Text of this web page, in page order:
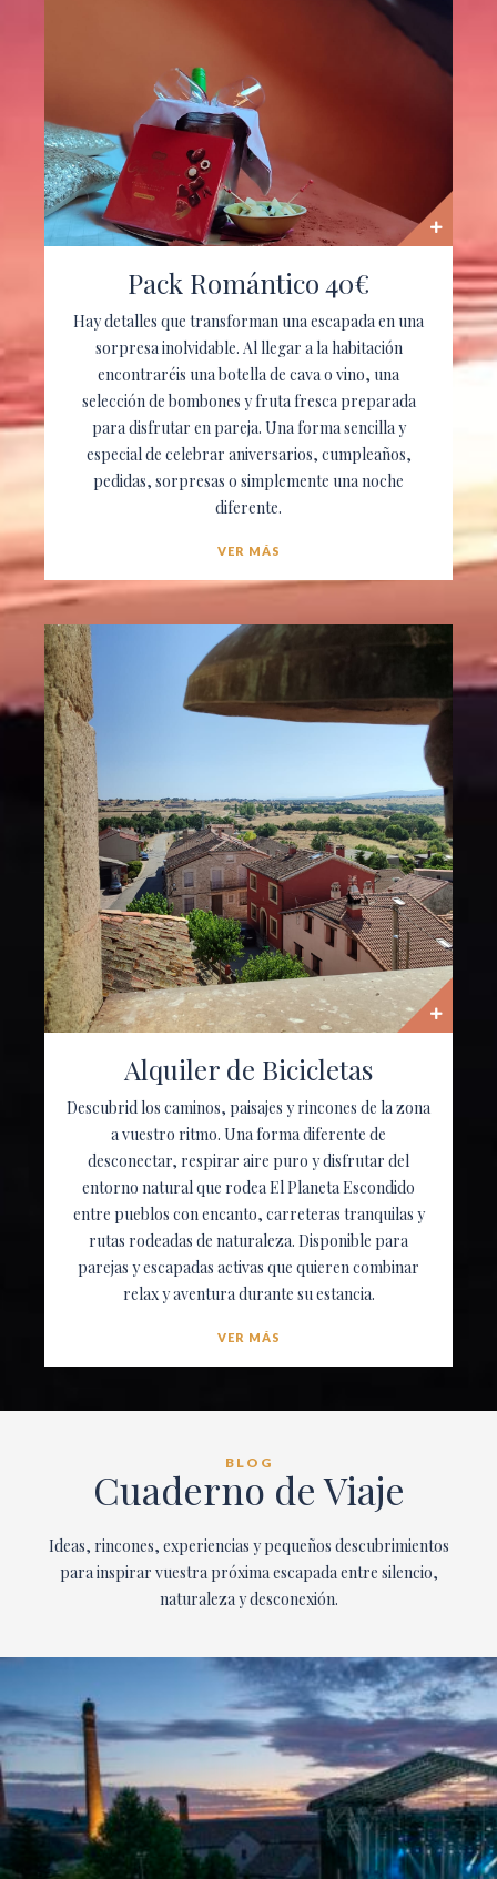
Pack Romántico 40€
Hay detalles que transforman una escapada en una
sorpresa inolvidable. Al llegar a la habitación
encontraréis una botella de cava o vino, una
selección de bombones y fruta fresca preparada
para disfrutar en pareja. Una forma sencilla y
especial de celebrar aniversarios, cumpleaños,
pedidas, sorpresas o simplemente una noche
diferente.
VER MÁS
Alquiler de Bicicletas
Descubrid los caminos, paisajes y rincones de la zona
a vuestro ritmo. Una forma diferente de
desconectar, respirar aire puro y disfrutar del
entorno natural que rodea El Planeta Escondido
entre pueblos con encanto, carreteras tranquilas y
rutas rodeadas de naturaleza. Disponible para
parejas y escapadas activas que quieren combinar
relax y aventura durante su estancia.
VER MÁS
BLOG
Cuaderno de Viaje
Ideas, rincones, experiencias y pequeños descubrimientos
para inspirar vuestra próxima escapada entre silencio,
naturaleza y desconexión.